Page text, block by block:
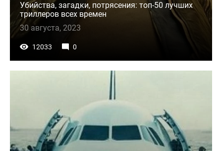
Убийства, загадки, потрясения: топ-50 лучших
триллеров всех времен
30 августа, 2023
12033 0